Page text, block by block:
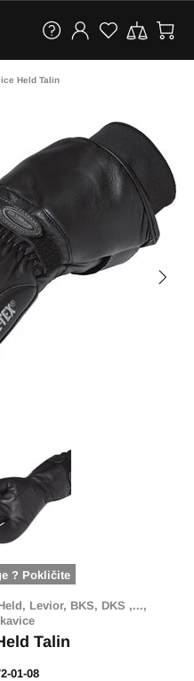
Held Talin
? Pokličite
Levior, BKS, DKS ,...,
Talin
01-08